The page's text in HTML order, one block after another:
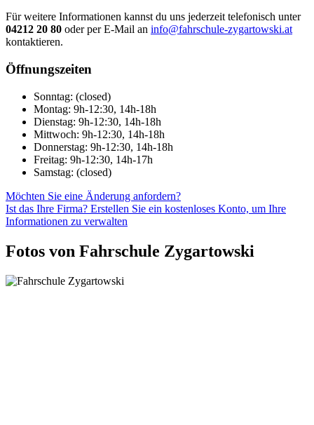
Für weitere Informationen kannst du uns jederzeit telefonisch unter
04212 20 80 oder per E-Mail an info@fahrschule-zygartowski.at
kontaktieren.
Öffnungszeiten
Sonntag: (closed)
Montag: 9h-12:30, 14h-18h
Dienstag: 9h-12:30, 14h-18h
Mittwoch: 9h-12:30, 14h-18h
Donnerstag: 9h-12:30, 14h-18h
Freitag: 9h-12:30, 14h-17h
Samstag: (closed)
Möchten Sie eine Änderung anfordern?
Ist das Ihre Firma? Erstellen Sie ein kostenloses Konto, um Ihre
Informationen zu verwalten
Fotos von Fahrschule Zygartowski